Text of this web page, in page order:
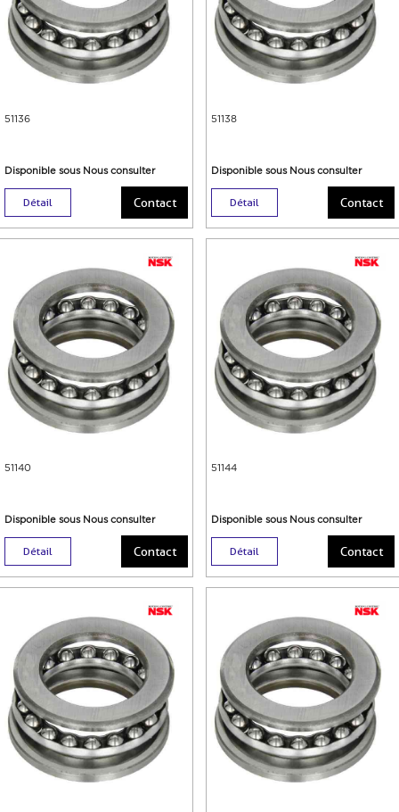
51136
Disponible sous Nous consulter
Détail Contact
51138
Disponible sous Nous consulter
Détail Contact
51140
Disponible sous Nous consulter
Détail Contact
51144
Disponible sous Nous consulter
Détail Contact